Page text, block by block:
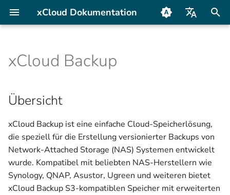
xCloud Dokumentation
e
w
i
r
Übersicht
Schritt-für-Schritt-
Anleitungen
S3-Kompatibilität
Was ist S3?
S3-Anmeldedaten
Asustor
QNAP
Synology
Terramaster
Ugreen
Kontakt
FAQ
xCloud Backup
Übersicht
xCloud Backup ist eine einfache Cloud-Speicherlösung,
die speziell für die Erstellung versionierter Backups von
Network-Attached Storage (NAS) Systemen entwickelt
wurde. Kompatibel mit beliebten NAS-Herstellern wie
Synology, QNAP, Asustor, Ugreen und weiteren bietet
xCloud Backup S3-kompatiblen Speicher mit erweiterten